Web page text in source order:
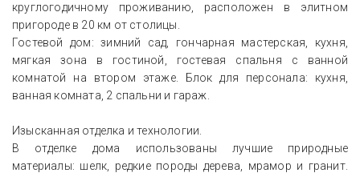
круглогодичному проживанию, расположен в элитном
пригороде в 20 км от столицы.
Гостевой дом: зимний сад, гончарная мастерская, кухня,
мягкая зона в гостиной, гостевая спальня с ванной
комнатой на втором этаже. Блок для персонала: кухня,
ванная комната, 2 спальни и гараж.
Изысканная отделка и технологии.
В отделке дома использованы лучшие природные
материалы: шелк, редкие породы дерева, мрамор и гранит.